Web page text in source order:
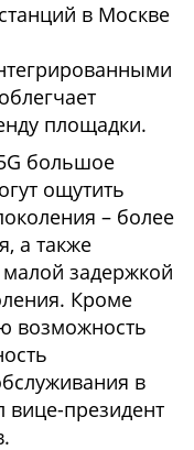
в Москве
площадки.
большое
ощутить
– более
а также
задержкой
Кроме
возможность
в
вице-президент